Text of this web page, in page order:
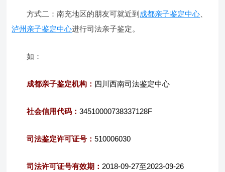
方式二：南充地区的朋友可就近到 成都亲子鉴定中心
泸州亲子鉴定中心进行司法亲子鉴定。
如：
成都亲子鉴定机构： 四川西南司法鉴定中心
社会信用代码：34510000738337128F
司法鉴定许可证号：510006030
司法许可证号有效期： 2018-09-27至2023-09-26